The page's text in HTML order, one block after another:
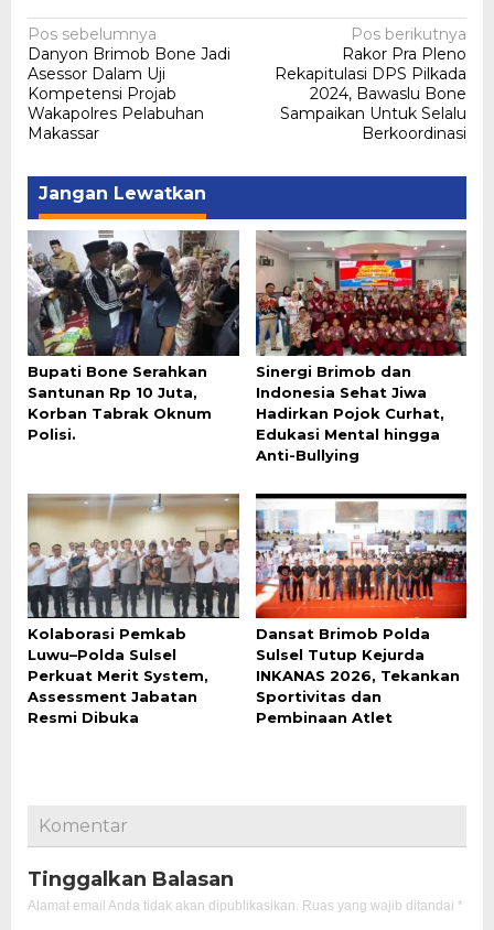
Navigasi
pos
Pos sebelumnya
Danyon Brimob Bone Jadi
Asessor Dalam Uji
Kompetensi Projab
Wakapolres Pelabuhan
Makassar
Pos berikutnya
Rakor Pra Pleno
Rekapitulasi DPS Pilkada
2024, Bawaslu Bone
Sampaikan Untuk Selalu
Berkoordinasi
Jangan Lewatkan
Bupati Bone Serahkan
Santunan Rp 10 Juta,
Korban Tabrak Oknum
Polisi.
Sinergi Brimob dan
Indonesia Sehat Jiwa
Hadirkan Pojok Curhat,
Edukasi Mental hingga
Anti-Bullying
Kolaborasi Pemkab
Luwu–Polda Sulsel
Perkuat Merit System,
Assessment Jabatan
Resmi Dibuka
Dansat Brimob Polda
Sulsel Tutup Kejurda
INKANAS 2026, Tekankan
Sportivitas dan
Pembinaan Atlet
Komentar
Tinggalkan Balasan
Alamat email Anda tidak akan dipublikasikan. Ruas yang wajib ditandai *